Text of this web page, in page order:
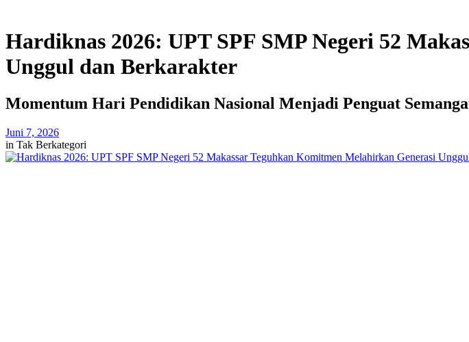
Hardiknas 2026: UPT SPF SMP Negeri 52
Unggul dan Berkarakter
Momentum Hari Pendidikan Nasional Menjadi Penguat
Juni 7, 2026
in Tak Berkategori